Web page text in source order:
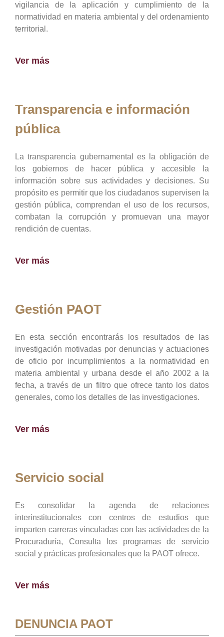
vigilancia de la aplicación y cumplimiento de la
normatividad en materia ambiental y del ordenamiento
territorial.
Ver más
Transparencia e información
pública
La transparencia gubernamental es la obligación de
los gobiernos de hacer pública y accesible la
información sobre sus actividades y decisiones. Su
propósito es permitir que los ciudadanos supervisen la
gestión pública, comprendan el uso de los recursos,
combatan la corrupción y promuevan una mayor
rendición de cuentas.
Ver más
Gestión PAOT
En esta sección encontrarás los resultados de las
investigación motivadas por denuncias y actuaciones
de oficio por incumplimientos a la normatividad en
materia ambiental y urbana desde el año 2002 a la
fecha, a través de un filtro que ofrece tanto los datos
generales, como los detalles de las investigaciones.
Ver más
Servicio social
Es consolidar la agenda de relaciones
interinstitucionales con centros de estudios que
imparten carreras vinculadas con las actividades de la
Procuraduría, Consulta los programas de servicio
social y prácticas profesionales que la PAOT ofrece.
Ver más
DENUNCIA PAOT